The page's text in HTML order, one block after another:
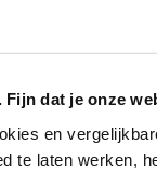
Fijn dat je onze
en
te laten werken,